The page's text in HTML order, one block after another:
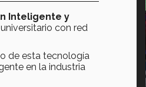
Inteligente y
con red
de esta tecnología
en la industria